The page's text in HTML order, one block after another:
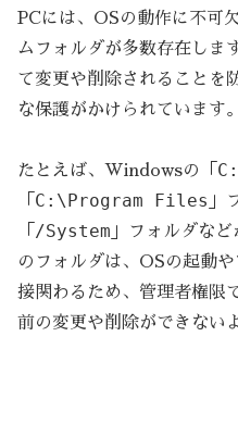
PCには、OSの動作に不可
ムフォルダが多数存在しま
て変更や削除されることを
な保護がかけられています。
たとえば、Windowsの「
「 C:\Program Files 」
「 /System 」フォルダな
のフォルダは、OSの起動
接関わるため、管理者権限
前の変更や削除ができない